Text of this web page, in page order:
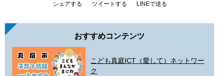
シェアする ツイートする LINEで送る
おすすめコンテンツ
こども真庭ICT（愛して）ネットワー
ク